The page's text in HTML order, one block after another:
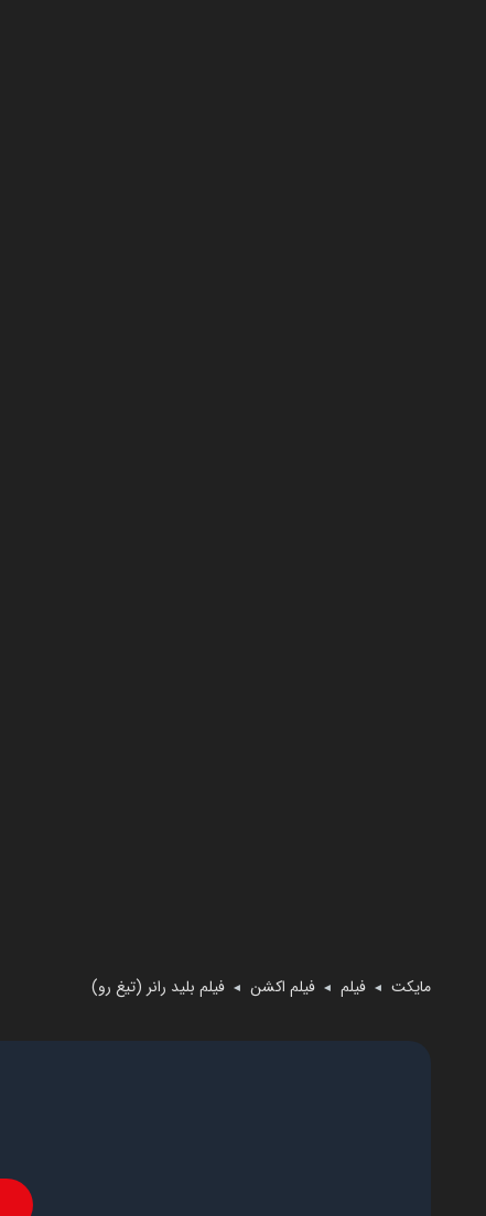
مایکت ◄ فیلم ◄ فیلم اکشن ◄ فیلم بلید رانر (تیغ رو)